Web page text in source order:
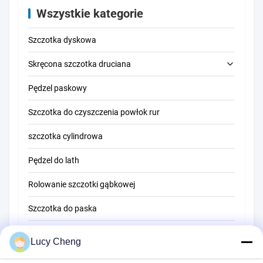
Wszystkie kategorie
Szczotka dyskowa
Skręcona szczotka druciana
Szczotka do czyszczenia rur
Szczotka do czyszczenia słomy
Pędzel paskowy
Szczotka do czyszczenia powłok rur
szczotka cylindrowa
Pędzel do lath
Rolowanie szczotki gąbkowej
Szczotka do paska
Pędzel zamiatający
Lucy Cheng